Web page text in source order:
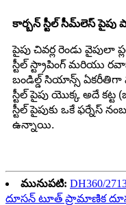
కార్బన్ స్టీల్ సీమ్‌లెస్ పైపు
పైపు చివర్ల రెండు వైపులా
స్టీల్ స్ట్రాపింగ్ మరియు
బండిల్డ్ సియాన్స్
స్టీల్ పైపు యొక్క అదే
స్టీల్ పైపుకు ఒకే ఫర్నేస్
ఉన్నాయి.
మునుపటి: DH360/
దూసన్ టూత్ ప్రామాణిక